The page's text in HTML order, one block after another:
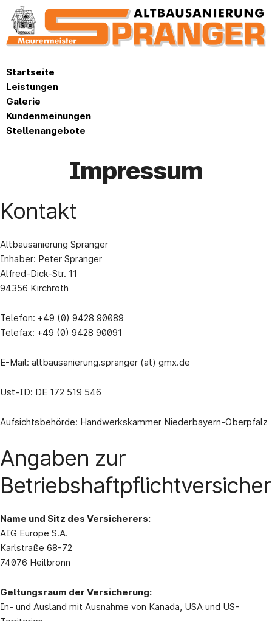
Startseite
Leistungen
Galerie
Kundenmeinungen
Stellenangebote
Impressum
Kontakt
Altbausanierung Spranger
Inhaber: Peter Spranger
Alfred-Dick-Str. 11
94356 Kirchroth
Telefon: +49 (0) 9428 90089
Telefax: +49 (0) 9428 90091
E-Mail: altbausanierung.spranger (at) gmx.de
Ust-ID: DE 172 519 546
Aufsichtsbehörde: Handwerkskammer Niederbayern-Oberpfalz
Angaben zur
Name und Sitz des Versicherers:
AIG Europe S.A.
Karlstraße 68-72
74076 Heilbronn
Geltungsraum der Versicherung:
In- und Ausland mit Ausnahme von Kanada, USA und US-